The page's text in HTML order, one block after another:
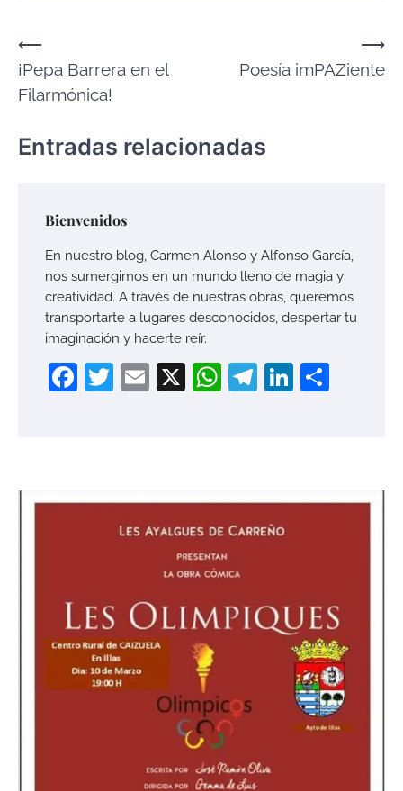
Navegación
de
⟵
¡Pepa Barrera en el
Filarmónica!
Poesía imPAZiente
⟶
Entradas relacionadas
Bienvenidos
En nuestro blog, Carmen Alonso y Alfonso García,
nos sumergimos en un mundo lleno de magia y
creatividad. A través de nuestras obras, queremos
transportarte a lugares desconocidos, despertar tu
imaginación y hacerte reír.
Facebook
Twitter
Email
X WhatsApp
Telegram